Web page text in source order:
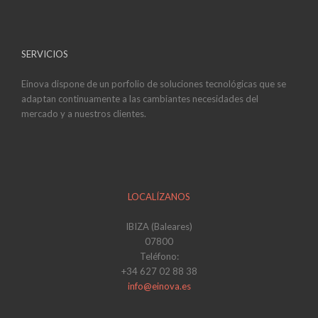
SERVICIOS
Einova dispone de un porfolio de soluciones tecnológicas que se
adaptan continuamente a las cambiantes necesidades del
mercado y a nuestros clientes.
LOCALÍZANOS
IBIZA (Baleares)
07800
Teléfono:
+34 627 02 88 38
info@einova.es